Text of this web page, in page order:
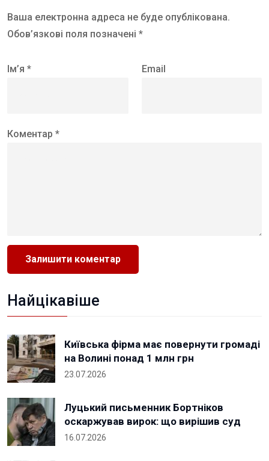
Ваша електронна адреса не буде опублікована.
Обов’язкові поля позначені *
Ім’я * Email
Коментар *
Найцікавіше
Київська фірма має повернути громаді
на Волині понад 1 млн грн
23.07.2026
Луцький письменник Бортніков
оскаржував вирок: що вирішив суд
16.07.2026